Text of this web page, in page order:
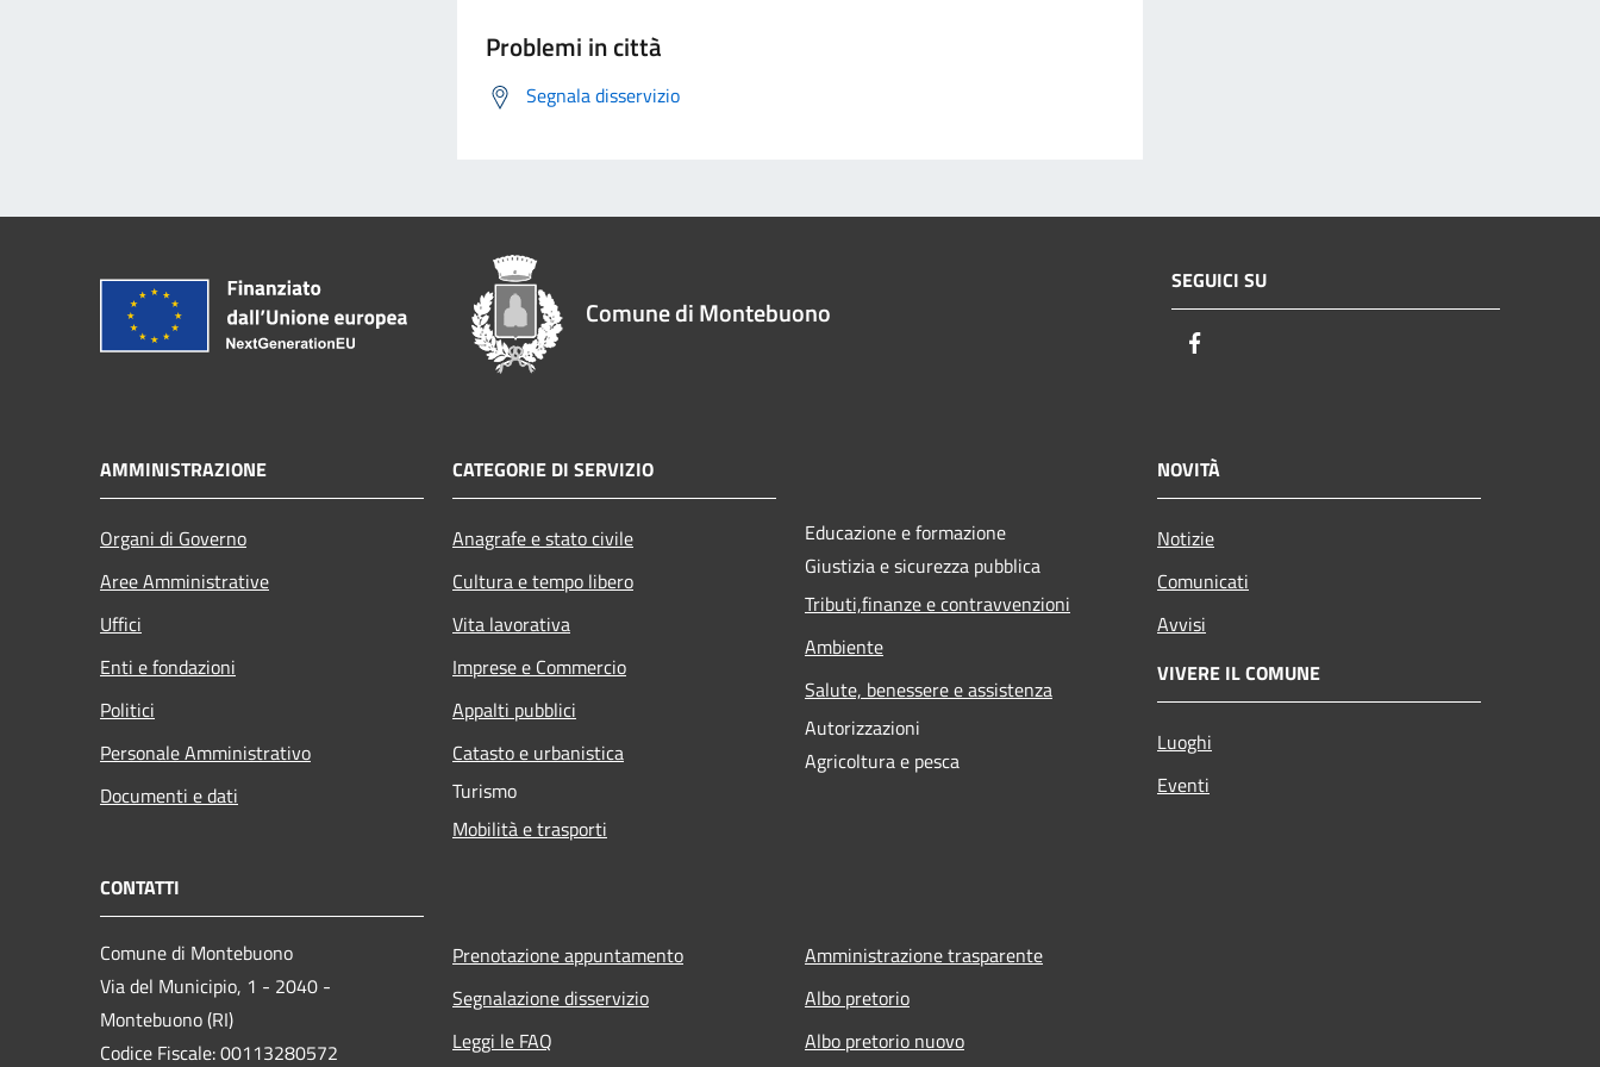
Problemi in città
Segnala disservizio
Comune di Montebuono
SEGUICI SU
AMMINISTRAZIONE
Organi di Governo
Aree Amministrative
Uffici
Enti e fondazioni
Politici
Personale Amministrativo
Documenti e dati
CATEGORIE DI SERVIZIO
Anagrafe e stato civile
Cultura e tempo libero
Vita lavorativa
Imprese e Commercio
Appalti pubblici
Catasto e urbanistica
Turismo
Mobilità e trasporti
Educazione e formazione
Giustizia e sicurezza pubblica
Tributi,finanze e contravvenzioni
Ambiente
Salute, benessere e assistenza
Autorizzazioni
Agricoltura e pesca
NOVITÀ
Notizie
Comunicati
Avvisi
VIVERE IL COMUNE
Luoghi
Eventi
CONTATTI
Comune di Montebuono
Via del Municipio, 1 - 2040 -
Montebuono (RI)
Codice Fiscale: 00113280572
Prenotazione appuntamento
Segnalazione disservizio
Leggi le FAQ
Amministrazione trasparente
Albo pretorio
Albo pretorio nuovo